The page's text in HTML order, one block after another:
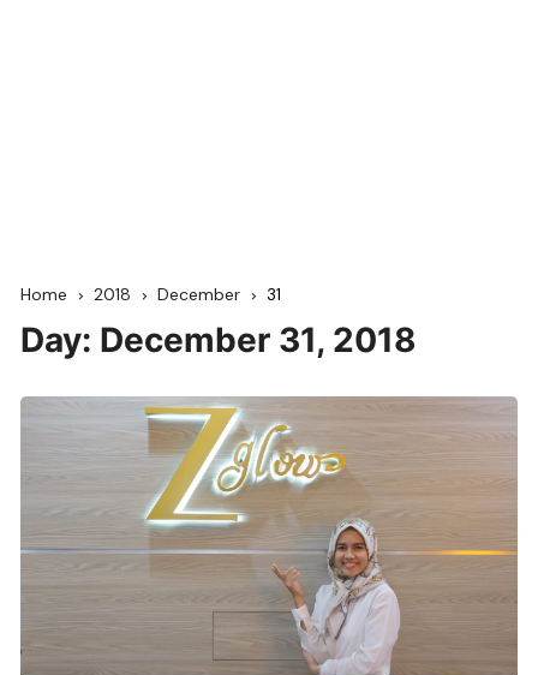
Home 2018 December 31
Day: December 31, 2018